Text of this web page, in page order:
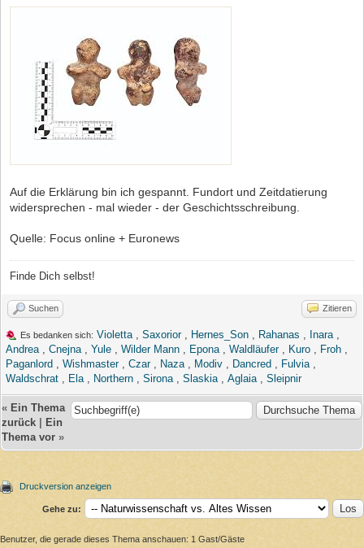
Auf die Erklärung bin ich gespannt. Fundort und Zeitdatierung
widersprechen - mal wieder - der Geschichtsschreibung.
Quelle: Focus online + Euronews
Finde Dich selbst!
Suchen Zitieren
Es bedanken sich: Violetta Saxorior, Hernes_Son Rahanas Inara
Andrea
Cnejna Yule Wilder Mann Epona Waldläufer, Kuro Froh
Paganlord
Wishmaster, Czar, Naza Modiv Dancred Fulvia
Waldschrat
Ela Northern Sirona Slaskia Aglaia Sleipnir
« Ein Thema
zurück
Ein
Thema vor »
Druckversion anzeigen
Gehe zu:
Benutzer, die gerade dieses Thema anschauen: 1 Gast/Gäste